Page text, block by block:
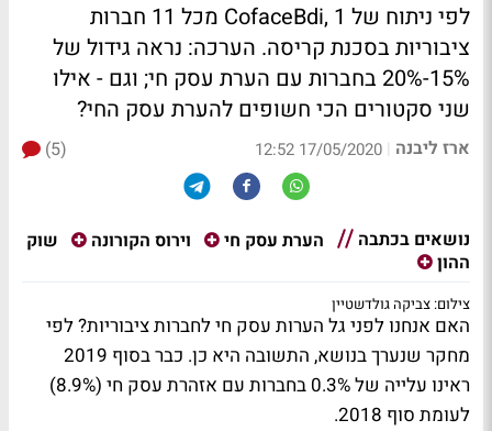
לפי ניתוח של CofaceBdi, 1 מכל 11 חברות
ציבוריות בסכנת קריסה. הערכה: נראה גידול של
15%-20% בחברות עם הערת עסק חי; וגם - אילו
שני סקטורים הכי חשופים להערת עסק החי?
ארז ליבנה |
17/05/2020 12:52
(5)
נושאים בכתבה הערת עסק חי וירוס הקורונה
שוק
ההון
צילום: צביקה גולדשטיין
האם אנחנו לפני גל הערות עסק חי לחברות ציבוריות? לפי
מחקר שנערך בנושא, התשובה היא כן. כבר בסוף 2019
ראינו עלייה של 0.3% בחברות עם אזהרת עסק חי (8.9%)
לעומת סוף 2018.